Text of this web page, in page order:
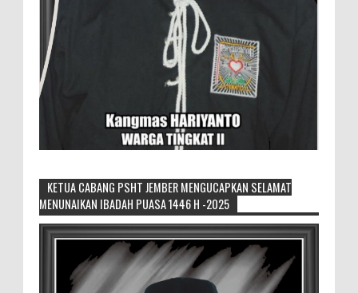
Generasi Kedua Pertahankan Grup
Keroncong Agar Tetap Eksis
Grup Keroncong Setia Kawan dari Jember,
ikut memeriahkan panggung JFC
Exhibition di Alun-Alun Jember beberapa waktu lalu.
KETUA CABANG PSHT JEMBER MENGUCAPKAN SELAMAT
MENUNAIKAN IBADAH PUASA 1446 H -2025